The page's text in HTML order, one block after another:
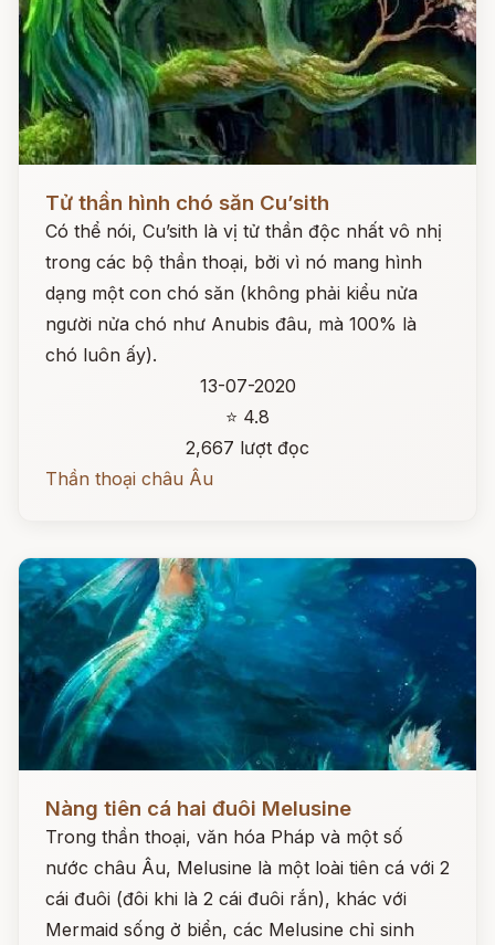
Tử thần hình chó săn Cu’sith
Có thể nói, Cu’sith là vị tử thần độc nhất vô nhị
trong các bộ thần thoại, bởi vì nó mang hình
dạng một con chó săn (không phải kiểu nửa
người nửa chó như Anubis đâu, mà 100% là
chó luôn ấy).
13-07-2020
⭐ 4.8
2,667 lượt đọc
Thần thoại châu Âu
Nàng tiên cá hai đuôi Melusine
Trong thần thoại, văn hóa Pháp và một số
nước châu Âu, Melusine là một loài tiên cá với 2
cái đuôi (đôi khi là 2 cái đuôi rắn), khác với
Mermaid sống ở biển, các Melusine chỉ sinh